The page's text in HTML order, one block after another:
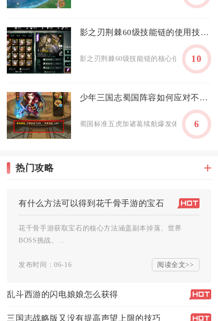
影之刃荆棘60级技能链的使用技巧有哪些
影之刃荆棘60级技能链的核心使用技巧，
10
少年三国志蜀国阵容如何应对不同敌对势力
蜀国标准五虎加诸葛续航爆发体系，调整
6
热门攻略
有什么方法可以得到花千骨手游的宝石
花千骨手游获取宝石的核心方法涵盖副本掉落、世界
BOSS挑战、...
发布时间：06-16 阅读全文>>
乱斗西游的闪电娘娘怎么获得
三国志战略版又没有提高声望上限的技巧